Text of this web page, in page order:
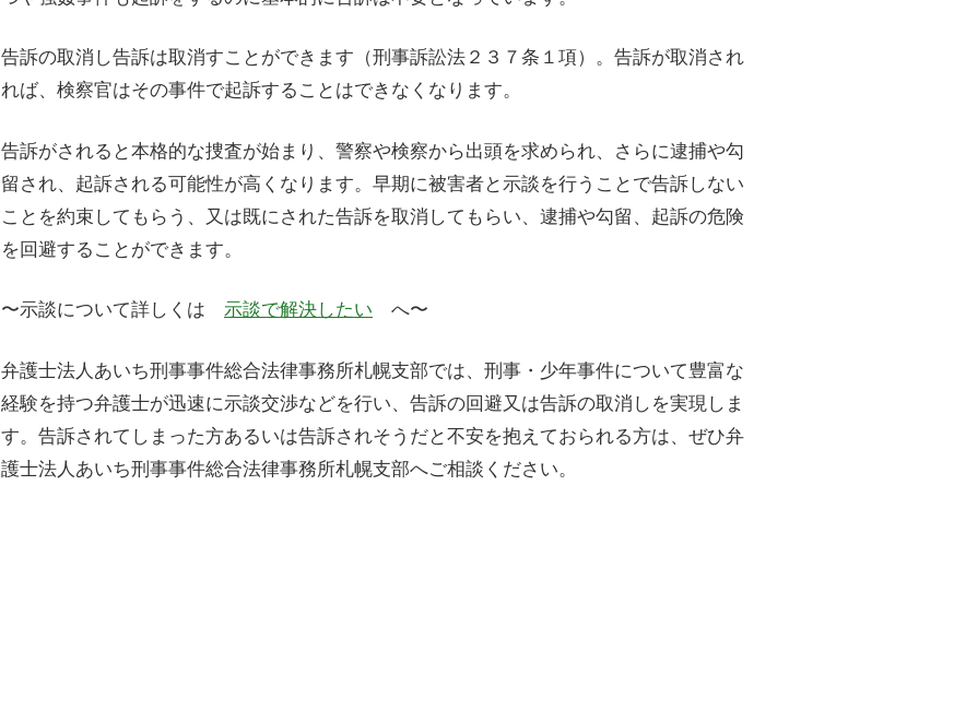
告訴の取消し告訴は取消すことができます（刑事訴訟法２３７条１項）。告訴が取消され
れば、検察官はその事件で起訴することはできなくなります。
告訴がされると本格的な捜査が始まり、警察や検察から出頭を求められ、さらに逮捕や勾
留され、起訴される可能性が高くなります。早期に被害者と示談を行うことで告訴しない
ことを約束してもらう、又は既にされた告訴を取消してもらい、逮捕や勾留、起訴の危険
を回避することができます。
〜示談について詳しくは 示談で解決したい へ〜
弁護士法人あいち刑事事件総合法律事務所札幌支部では、刑事・少年事件について豊富な
経験を持つ弁護士が迅速に示談交渉などを行い、告訴の回避又は告訴の取消しを実現しま
す。告訴されてしまった方あるいは告訴されそうだと不安を抱えておられる方は、ぜひ弁
護士法人あいち刑事事件総合法律事務所札幌支部へご相談ください。